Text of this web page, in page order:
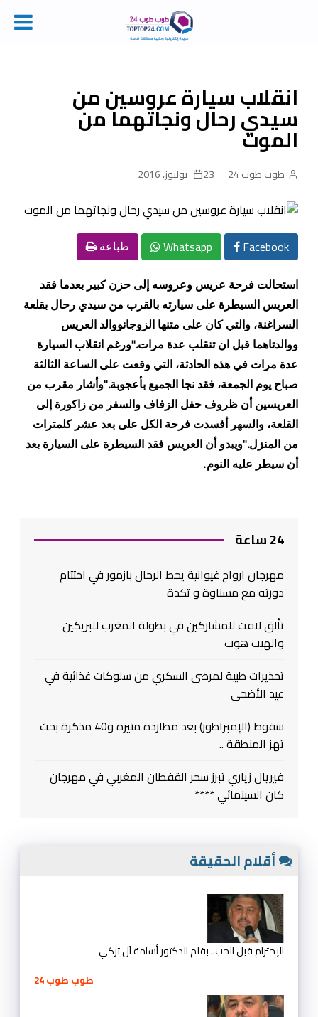
contentانقلاب سيارة عروسين من
سيدي رحال ونجاتهما من
الموت
طوب طوب 24 23 يوليوز، 2016
Facebook
Whatsapp طباعة
استحالت فرحة عريس وعروسه إلى حزن كبير بعدما فقد
العريس السيطرة على سيارته بالقرب من سيدي رحال بقلعة
السراغنة، والتي كان على متنها الزوجانووالد العريس
ووالدتاهما قبل ان تنقلب عدة مرات."ورغم انقلاب السيارة
عدة مرات في هذه الحادثة، التي وقعت على الساعة الثالثة
صباح يوم الجمعة، فقد نجا الجميع بأعجوبة."وأشار مقرب من
العريسين أن ظروف حفل الزفاف والسفر من زاكورة إلى
القلعة، والسهر أفسدت فرحة الكل على بعد عشر كلمترات
من المنزل."ويبدو أن العريس فقد السيطرة على السيارة بعد
أن سيطر عليه النوم.
24 ساعة
مهرجان ارواح غيوانية يحط الرحال بازمور في اختتام
دورته مع مسناوة و تكدة
تألق لافت للمشاركين في بطولة المغرب للبريكين
والهيب هوب
تحذيرات طبية لمرضى السكري من سلوكات غذائية في
عيد الأضحى
سقوط (الإمبراطور) بعد مطاردة متيرة و40 مذكرة بحث
تهز المنطقة ..
فيريال زياري تبرز سحر القفطان المغربي في مهرجان
كان السينمائي ****
أقلام الحقيقة
الإحترام قبل الحب.. بقلم الدكتور أسامة آل تركي
طوب طوب 24